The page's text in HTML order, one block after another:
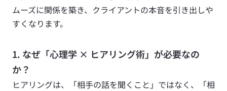
ムーズに関係を築き、クライアントの本音を引き出しや
すくなります。
1. なぜ「心理学 × ヒアリング術」が必要なの
か？
ヒアリングは、「相手の話を聞くこと」ではなく、「相